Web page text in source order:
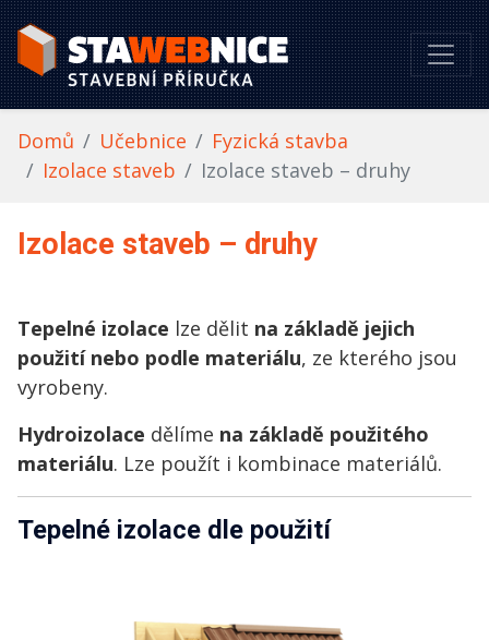
Domů Učebnice
Fyzická stavba
Izolace staveb
Izolace staveb –⁠ druhy
Izolace staveb –⁠ druhy
Tepelné izolace lze dělit na základě jejich
použití nebo podle materiálu, ze kterého jsou
vyrobeny.
Hydroizolace dělíme na základě použitého
materiálu. Lze použít i kombinace materiálů.
Tepelné izolace dle použití